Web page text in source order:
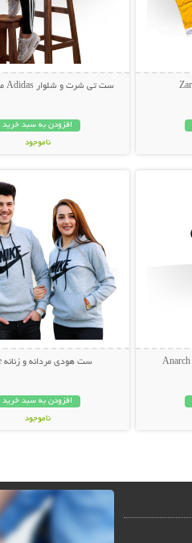
ست تی شرت و شلوار Adidas مدل Junior
افزودن به سبد خرید
ناموجود
ست هودی مردانه و زنانه Nike
افزودن به سبد خرید
ناموجود